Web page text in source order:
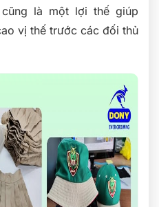
là một lợi thế giúp
vị thế trước các đối thủ